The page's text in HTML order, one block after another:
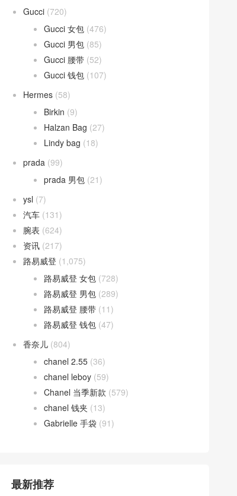
Gucci (720)
Gucci 女包 (476)
Gucci 男包 (85)
Gucci 腰带 (52)
Gucci 钱包 (107)
Hermes (58)
Birkin (9)
Halzan Bag (27)
Lindy bag (18)
prada (99)
prada 男包 (21)
ysl (7)
汽车 (131)
腕表 (624)
资讯 (217)
路易威登 (1,075)
路易威登 女包 (728)
路易威登 男包 (289)
路易威登 腰带 (11)
路易威登 钱包 (47)
香奈儿 (804)
chanel 2.55 (36)
chanel leboy (59)
Chanel 当季新款 (579)
chanel 钱夹 (13)
Gabrielle 手袋 (91)
最新推荐